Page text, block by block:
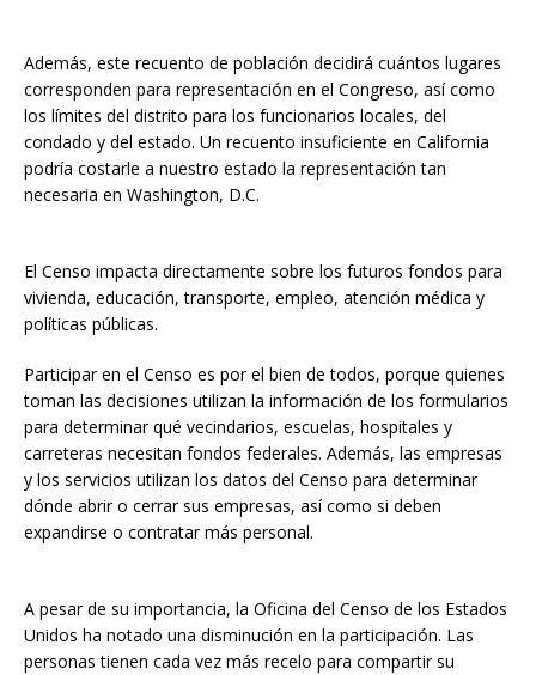
Además, este recuento de población decidirá cuántos lugares
corresponden para representación en el Congreso, así como
los límites del distrito para los funcionarios locales, del
condado y del estado. Un recuento insuficiente en California
podría costarle a nuestro estado la representación tan
necesaria en Washington, D.C.
El Censo impacta directamente sobre los futuros fondos para
vivienda, educación, transporte, empleo, atención médica y
políticas públicas.
Participar en el Censo es por el bien de todos, porque quienes
toman las decisiones utilizan la información de los formularios
para determinar qué vecindarios, escuelas, hospitales y
carreteras necesitan fondos federales. Además, las empresas
y los servicios utilizan los datos del Censo para determinar
dónde abrir o cerrar sus empresas, así como si deben
expandirse o contratar más personal.
A pesar de su importancia, la Oficina del Censo de los Estados
Unidos ha notado una disminución en la participación. Las
personas tienen cada vez más recelo para compartir su